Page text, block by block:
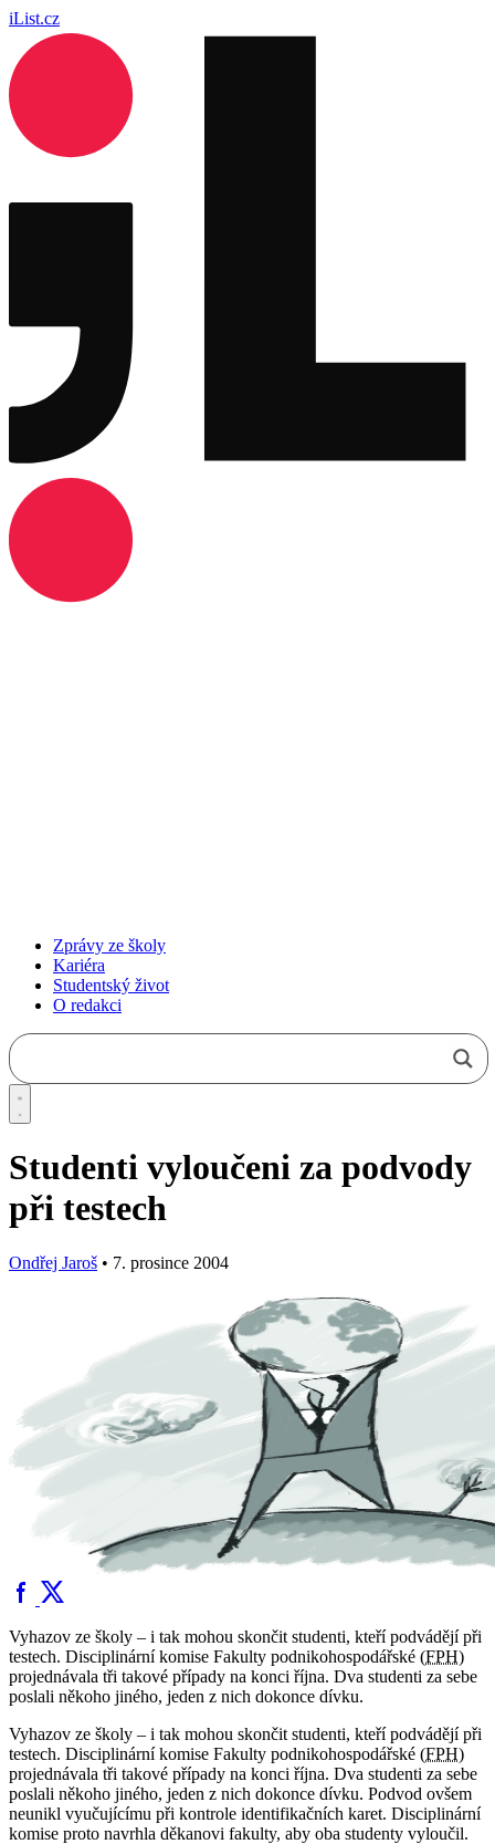
iList.cz
Zprávy ze školy
Kariéra
Studentský život
O redakci
Studenti vyloučeni za podvody
při testech
Ondřej Jaroš • 7. prosince 2004
Vyhazov ze školy – i tak mohou skončit studenti, kteří podvádějí při
testech. Disciplinární komise Fakulty podnikohospodářské (FPH)
projednávala tři takové případy na konci října. Dva studenti za sebe
poslali někoho jiného, jeden z nich dokonce dívku.
Vyhazov ze školy – i tak mohou skončit studenti, kteří podvádějí při
testech. Disciplinární komise Fakulty podnikohospodářské (FPH)
projednávala tři takové případy na konci října. Dva studenti za sebe
poslali někoho jiného, jeden z nich dokonce dívku. Podvod ovšem
neunikl vyučujícímu při kontrole identifikačních karet. Disciplinární
komise proto navrhla děkanovi fakulty, aby oba studenty vyloučil.